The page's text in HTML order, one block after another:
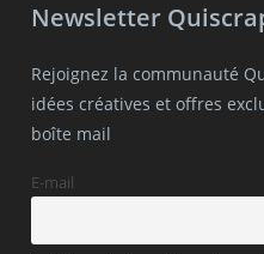
Newsletter
Rejoignez la communauté
idées créatives et offres
boîte mail
E-mail